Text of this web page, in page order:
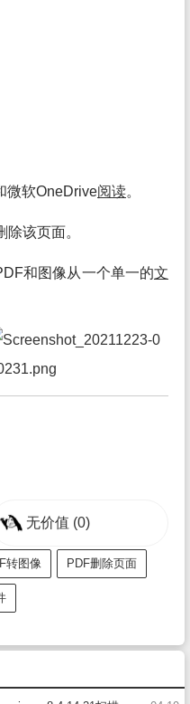
微软OneDrive阅读。
除该页面。
和图像从一个单一的文
无价值 (0)
转图像 PDF删除页面